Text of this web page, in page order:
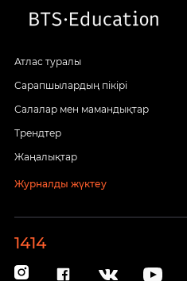
Атлас туралы
Сарапшылардың пікірі
Салалар мен мамандықтар
Трендтер
Жаңалықтар
Журналды жүктеу
1414